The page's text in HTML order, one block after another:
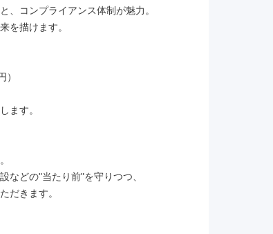
、コンプライアンス体制が魅力。
を描けます。
）
ます。
などの"当たり前"を守りつつ、
だきます。